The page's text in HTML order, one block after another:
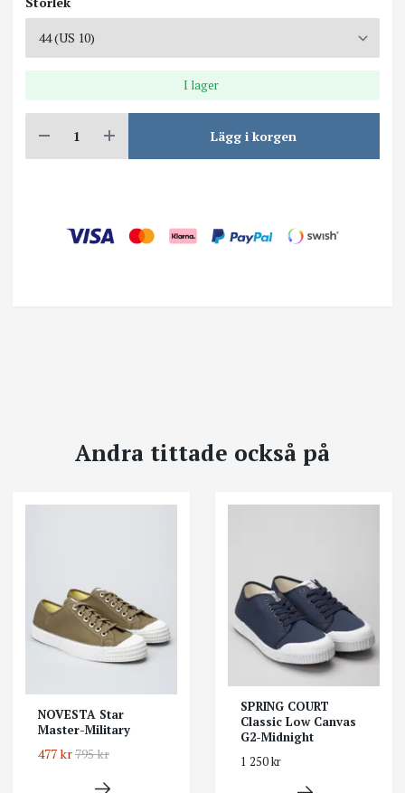
I lager
Lägg i korgen
Andra tittade också på
NOVESTA Star
Master-Military
477 kr795 kr
SPRING COURT
Classic Low Canvas
G2-Midnight
1 250 kr